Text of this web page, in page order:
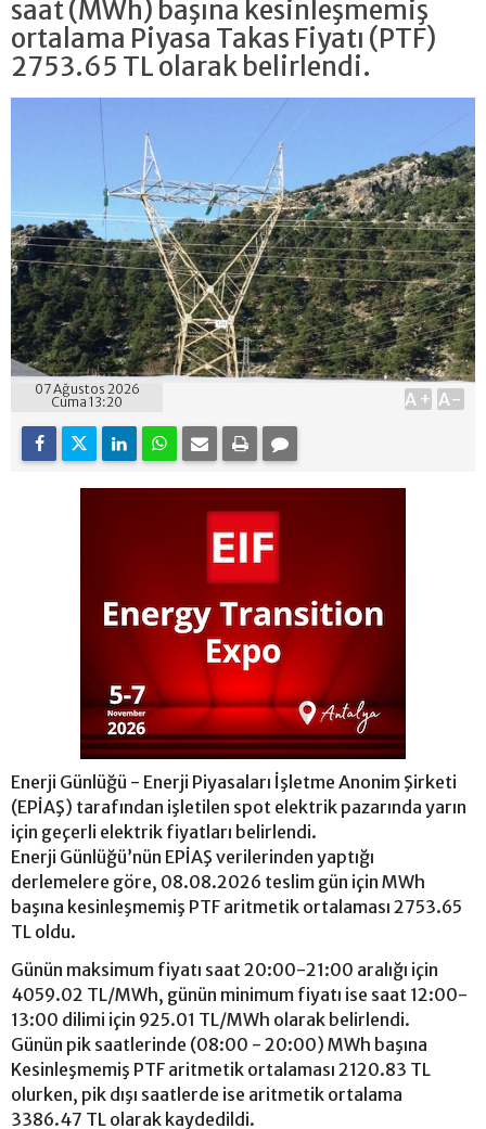
saat (MWh) başına kesinleşmemiş
ortalama Piyasa Takas Fiyatı (PTF)
2753.65 TL olarak belirlendi.
07 Ağustos 2026
Cuma 13:20
A+ A-
Enerji Günlüğü - Enerji Piyasaları İşletme Anonim Şirketi
(EPİAŞ) tarafından işletilen spot elektrik pazarında yarın
için geçerli elektrik fiyatları belirlendi.
Enerji Günlüğü’nün EPİAŞ verilerinden yaptığı
derlemelere göre, 08.08.2026 teslim gün için MWh
başına kesinleşmemiş PTF aritmetik ortalaması 2753.65
TL oldu.
Günün maksimum fiyatı saat 20:00-21:00 aralığı için
4059.02 TL/MWh, günün minimum fiyatı ise saat 12:00-
13:00 dilimi için 925.01 TL/MWh olarak belirlendi.
Günün pik saatlerinde (08:00 - 20:00) MWh başına
Kesinleşmemiş PTF aritmetik ortalaması 2120.83 TL
olurken, pik dışı saatlerde ise aritmetik ortalama
3386.47 TL olarak kaydedildi.